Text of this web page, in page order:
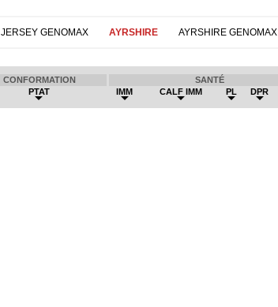
JERSEY GENOMAX AYRSHIRE AYRSHIRE GENOMAX
CONFORMATION SANTÉ
PTAT IMM CALF IMM PL DPR